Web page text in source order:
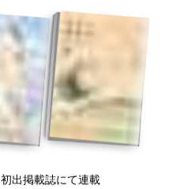
初出掲載誌にて連載